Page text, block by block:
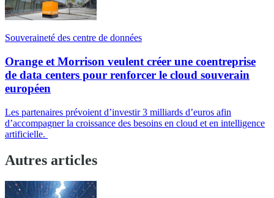
Souveraineté des centre de données
Orange et Morrison veulent créer une coentreprise
de data centers pour renforcer le cloud souverain
européen
Les partenaires prévoient d’investir 3 milliards d’euros afin
d’accompagner la croissance des besoins en cloud et en intelligence
artificielle.
Autres articles